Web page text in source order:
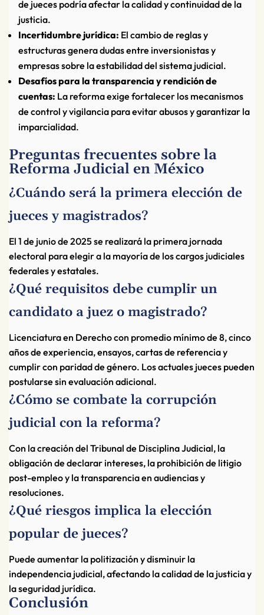
de jueces podría afectar la calidad y continuidad de la
justicia.
Incertidumbre jurídica: El cambio de reglas y
estructuras genera dudas entre inversionistas y
empresas sobre la estabilidad del sistema judicial.
Desafíos para la transparencia y rendición de
cuentas: La reforma exige fortalecer los mecanismos
de control y vigilancia para evitar abusos y garantizar la
imparcialidad.
Preguntas frecuentes sobre la
Reforma Judicial en México
¿Cuándo será la primera elección de
jueces y magistrados?
El 1 de junio de 2025 se realizará la primera jornada
electoral para elegir a la mayoría de los cargos judiciales
federales y estatales.
¿Qué requisitos debe cumplir un
candidato a juez o magistrado?
Licenciatura en Derecho con promedio mínimo de 8, cinco
años de experiencia, ensayos, cartas de referencia y
cumplir con paridad de género. Los actuales jueces pueden
postularse sin evaluación adicional.
¿Cómo se combate la corrupción
judicial con la reforma?
Con la creación del Tribunal de Disciplina Judicial, la
obligación de declarar intereses, la prohibición de litigio
post-empleo y la transparencia en audiencias y
resoluciones.
¿Qué riesgos implica la elección
popular de jueces?
Puede aumentar la politización y disminuir la
independencia judicial, afectando la calidad de la justicia y
la seguridad jurídica.
Conclusión